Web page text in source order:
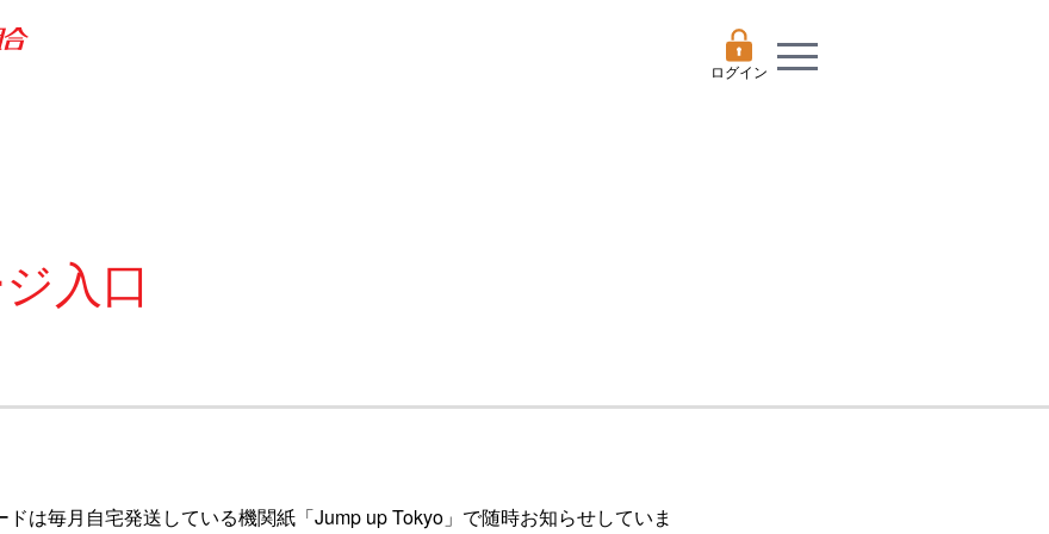
ログイン
入口
ドは毎月自宅発送している機関紙「Jump up Tokyo」で随時お知らせしていま